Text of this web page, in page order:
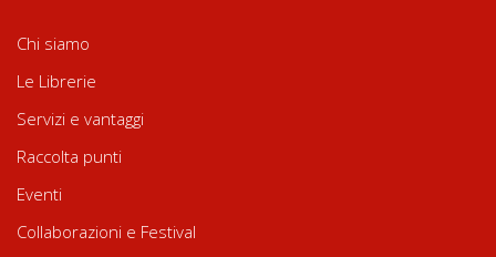
Chi siamo
Le Librerie
Servizi e vantaggi
Raccolta punti
Eventi
Collaborazioni e Festival